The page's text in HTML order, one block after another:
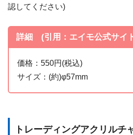
認してください)
詳細 (引用：エイモ公式サイ
価格：550円(税込)
サイズ：(約)φ57mm
トレーディングアクリルチ